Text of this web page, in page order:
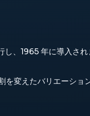
、1965 年に導入さ
変えたバリエーショ